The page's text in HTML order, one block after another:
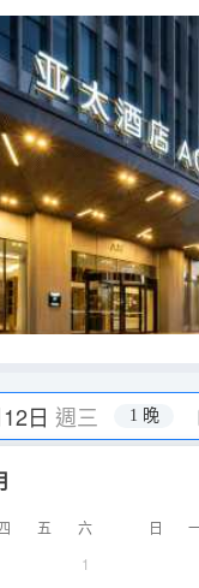
日 週三 1 晚
五
六
1
日
豪華大床房|亞朵星